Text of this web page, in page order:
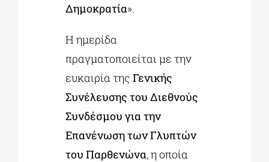
Δημοκρατία».
Η ημερίδα
πραγματοποιείται με την
ευκαιρία τηςΓενικής
Συνέλευσης του Διεθνούς
Συνδέσμου για την
Επανένωση των Γλυπτών
του Παρθενώνα, η οποία